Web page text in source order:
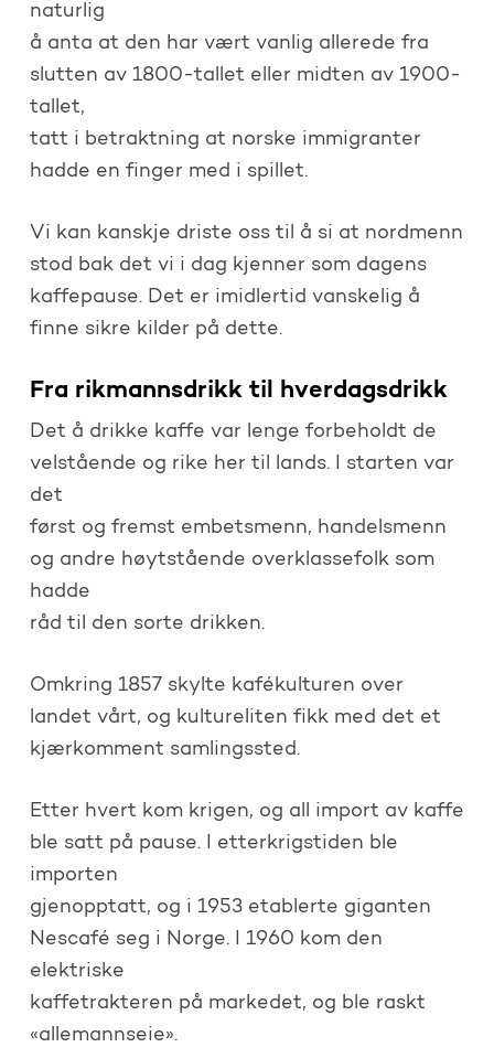
naturlig
å anta at den har vært vanlig allerede fra
slutten av 1800-tallet eller midten av 1900-
tallet,
tatt i betraktning at norske immigranter
hadde en finger med i spillet.
Vi kan kanskje driste oss til å si at nordmenn
stod bak det vi i dag kjenner som dagens
kaffepause. Det er imidlertid vanskelig å
finne sikre kilder på dette.
Fra rikmannsdrikk til hverdagsdrikk
Det å drikke kaffe var lenge forbeholdt de
velstående og rike her til lands. I starten var
det
først og fremst embetsmenn, handelsmenn
og andre høytstående overklassefolk som
hadde
råd til den sorte drikken.
Omkring 1857 skylte kafékulturen over
landet vårt, og kultureliten fikk med det et
kjærkomment samlingssted.
Etter hvert kom krigen, og all import av kaffe
ble satt på pause. I etterkrigstiden ble
importen
gjenopptatt, og i 1953 etablerte giganten
Nescafé seg i Norge. I 1960 kom den
elektriske
kaffetrakteren på markedet, og ble raskt
«allemannseie».